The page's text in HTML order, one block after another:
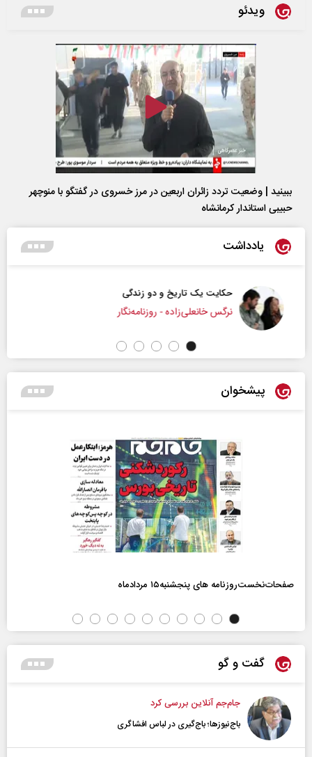
ویدئو
ببینید | وضعیت تردد زائران اربعین در مرز خسروی در گفتگو با منوچهر
حبیبی استاندار کرمانشاه
یادداشت
حکایت یک تاریخ و دو زندگی
نرگس خانعلی‌زاده - روزنامه‌نگار
پیشخوان
صفحات‌نخست‌روزنامه ها‌ی پنجشنبه‌۱۵ مردادماه
گفت و گو
جام‌جم آنلاین بررسی کرد
باج‌نیوزها؛ باج‌گیری در لباس افشاگری